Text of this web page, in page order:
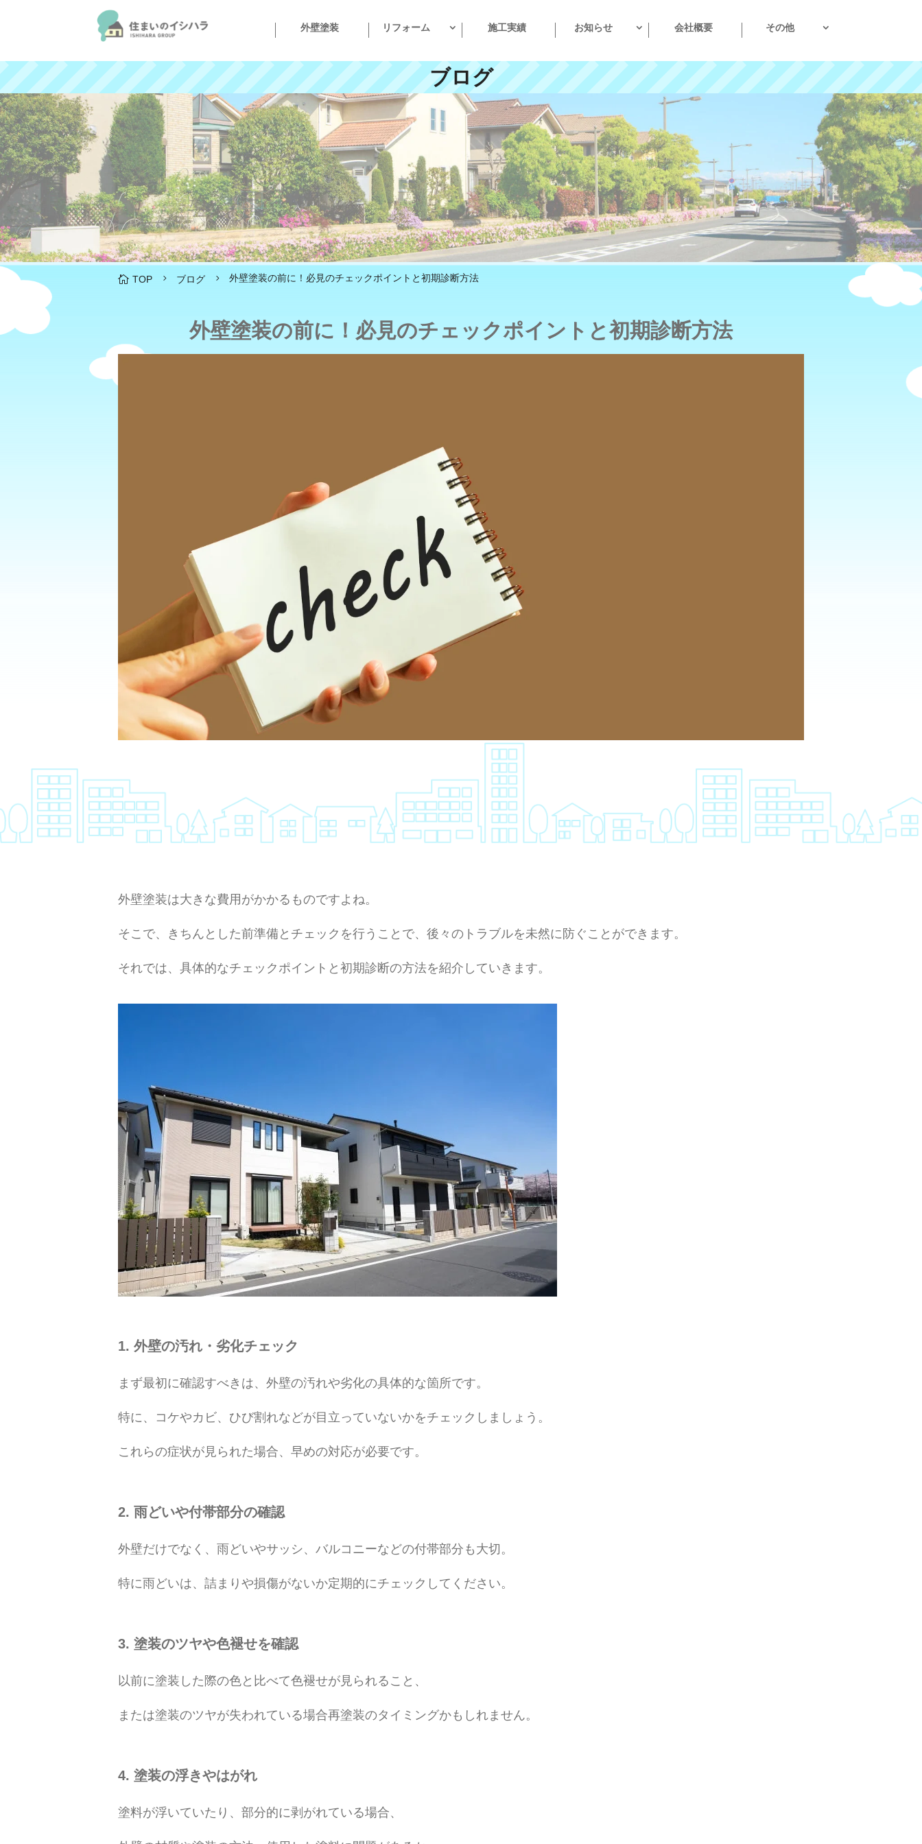
外壁塗装 リフォーム 施工実績 お知らせ 会社概要 その他
ブログ
 TOP 5 ブログ 5 外壁塗装の前に！必見のチェックポイントと初期診断方法
外壁塗装の前に！必見のチェックポイントと初期診断方法
外壁塗装は大きな費用がかかるものですよね。
そこで、きちんとした前準備とチェックを行うことで、後々のトラブルを未然に防ぐことができます。
それでは、具体的なチェックポイントと初期診断の方法を紹介していきます。
1. 外壁の汚れ・劣化チェック
まず最初に確認すべきは、外壁の汚れや劣化の具体的な箇所です。
特に、コケやカビ、ひび割れなどが目立っていないかをチェックしましょう。
これらの症状が見られた場合、早めの対応が必要です。
2. 雨どいや付帯部分の確認
外壁だけでなく、雨どいやサッシ、バルコニーなどの付帯部分も大切。
特に雨どいは、詰まりや損傷がないか定期的にチェックしてください。
3. 塗装のツヤや色褪せを確認
以前に塗装した際の色と比べて色褪せが見られること、
または塗装のツヤが失われている場合再塗装のタイミングかもしれません。
4. 塗装の浮きやはがれ
塗料が浮いていたり、部分的に剥がれている場合、